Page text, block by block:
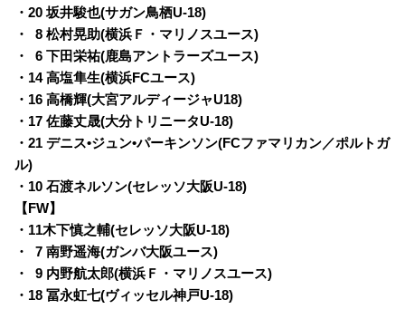
・20 坂井駿也(サガン鳥栖U-18)
・
08 松村晃助(横浜Ｆ・マリノスユース)
・
06 下田栄祐(鹿島アントラーズユース)
・14 高塩隼生(横浜FCユース)
・16 高橋輝(大宮アルディージャU18)
・17 佐藤丈晟(大分トリニータU-18)
・21 デニス•ジュン•パーキンソン(FCファマリカン／ポルトガ
ル)
・10 石渡ネルソン(セレッソ大阪U-18)
【FW】
・11木下慎之輔(セレッソ大阪U-18)
・
07 南野遥海(ガンバ大阪ユース)
・
09 内野航太郎(横浜Ｆ・マリノスユース)
・18 冨永虹七(ヴィッセル神戸U-18)